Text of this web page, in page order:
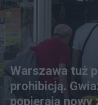
Warszawa tuż
prohibicją.
popierają nowy